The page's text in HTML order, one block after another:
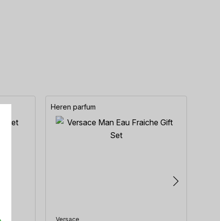
Heren parfum
Versace